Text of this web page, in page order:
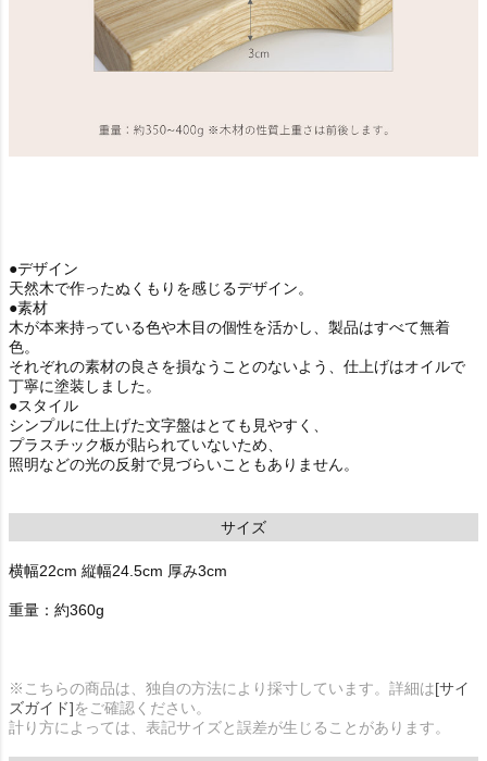
●デザイン
天然木で作ったぬくもりを感じるデザイン。
●素材
木が本来持っている色や木目の個性を活かし、製品はすべて無着
色。
それぞれの素材の良さを損なうことのないよう、仕上げはオイルで
丁寧に塗装しました。
●スタイル
シンプルに仕上げた文字盤はとても見やすく、
プラスチック板が貼られていないため、
照明などの光の反射で見づらいこともありません。
サイズ
横幅22cm 縦幅24.5cm 厚み3cm
重量：約360g
※こちらの商品は、独自の方法により採寸しています。詳細は[サイ
ズガイド]をご確認ください。
計り方によっては、表記サイズと誤差が生じることがあります。